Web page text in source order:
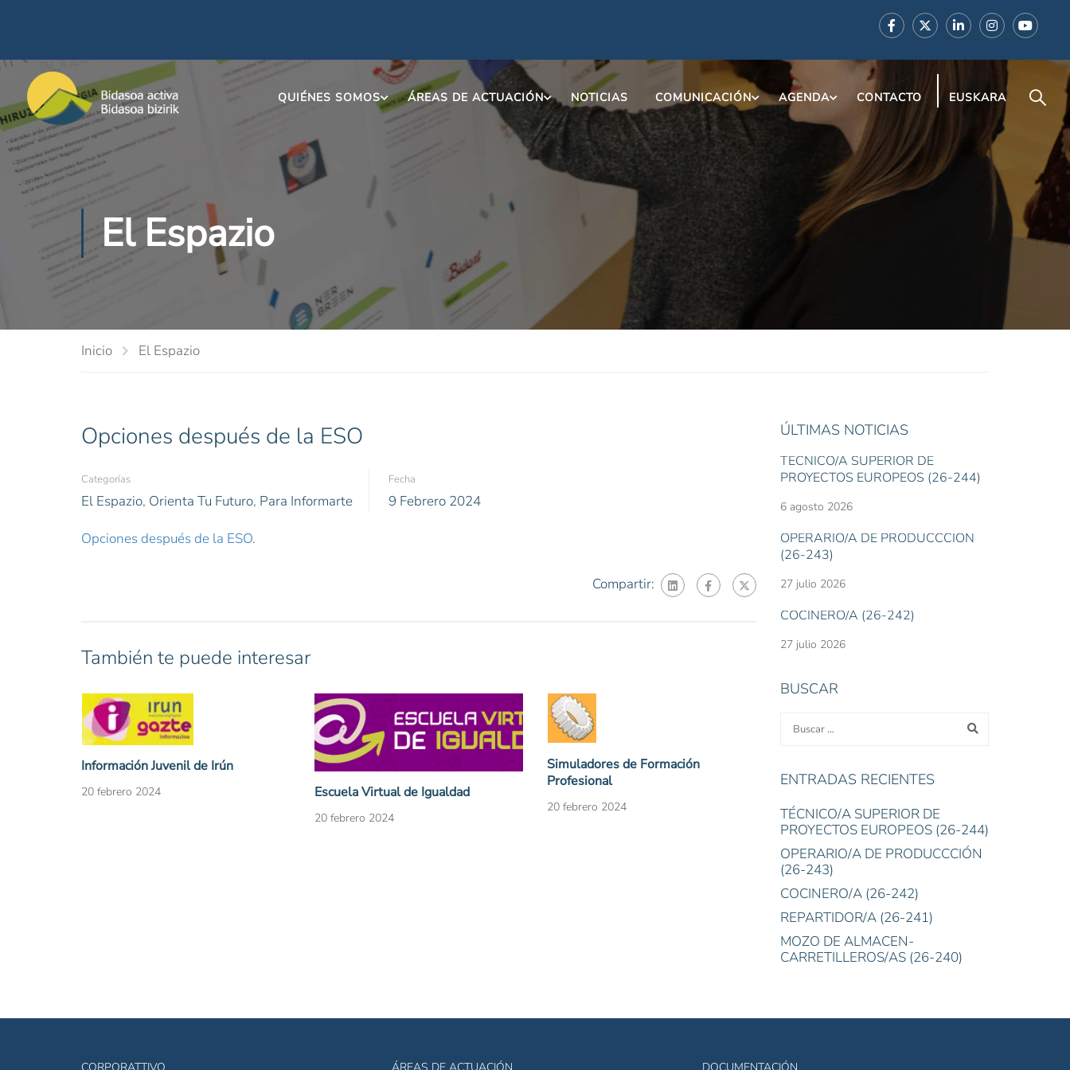
QUIÉNES SOMOS ÁREAS DE ACTUACIÓN NOTICIAS COMUNICACIÓN AGENDA CONTACTO EUSKARA
El Espazio
Inicio El Espazio
Opciones después de la ESO
Categorías
El Espazio, Orienta Tu Futuro, Para Informarte
Fecha
9 Febrero 2024
Opciones después de la ESO.
Compartir:
También te puede interesar
Información Juvenil de Irún
20 febrero 2024 Escuela Virtual de Igualdad
20 febrero 2024
Simuladores de Formación
Profesional
20 febrero 2024
ÚLTIMAS NOTICIAS
TÉCNICO/A SUPERIOR DE
PROYECTOS EUROPEOS (26-244)
6 agosto 2026
OPERARIO/A DE PRODUCCCIÓN
(26-243)
27 julio 2026
COCINERO/A (26-242)
27 julio 2026
BUSCAR
ENTRADAS RECIENTES
TÉCNICO/A SUPERIOR DE
PROYECTOS EUROPEOS (26-244)
OPERARIO/A DE PRODUCCCIÓN
(26-243)
COCINERO/A (26-242)
REPARTIDOR/A (26-241)
MOZO DE ALMACEN-
CARRETILLEROS/AS (26-240)